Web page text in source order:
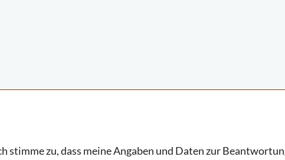
stimme zu, dass meine Angaben und Daten zur